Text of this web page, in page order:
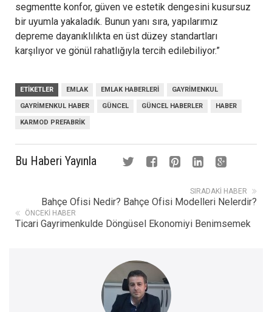
segmentte konfor, güven ve estetik dengesini kusursuz
bir uyumla yakaladık. Bunun yanı sıra, yapılarımız
depreme dayanıklılıkta en üst düzey standartları
karşılıyor ve gönül rahatlığıyla tercih edilebiliyor.”
ETIKETLER EMLAK EMLAK HABERLERI GAYRIMENKUL
GAYRIMENKUL HABER GÜNCEL GÜNCEL HABERLER HABER
KARMOD PREFABRIK
Bu Haberi Yayınla
SIRADAKI HABER
Bahçe Ofisi Nedir? Bahçe Ofisi Modelleri Nelerdir?
ÖNCEKI HABER
Ticari Gayrimenkulde Döngüsel Ekonomiyi Benimsemek